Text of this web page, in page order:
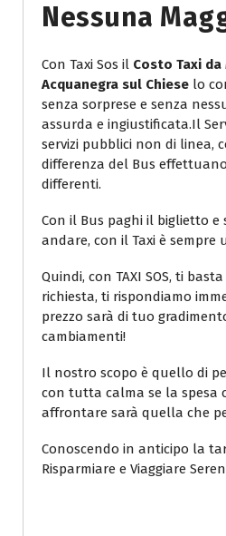
Nessuna
Con Taxi Sos il Costo Taxi
Acquanegra sul Chiese lo
senza sorprese e senza
assurda e ingiustificata.Il
servizi pubblici non di linea,
differenza del Bus
differenti.
Con il Bus paghi il biglietto e
andare, con il Taxi è sempre
Quindi, con TAXI SOS, ti
richiesta, ti rispondiamo
prezzo sarà di tuo
cambiamenti!
Il nostro scopo è quello di
con tutta calma se la spesa
affrontare sarà quella che
Conoscendo in anticipo la
Risparmiare e Viaggiare